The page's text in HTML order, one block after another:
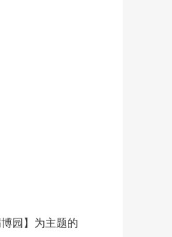
园】为主题的